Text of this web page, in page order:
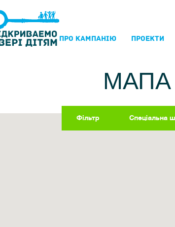
ПРО КАМПАНIЮ ПРОЕКТИ
МАПА
Фільтр Спеціальна